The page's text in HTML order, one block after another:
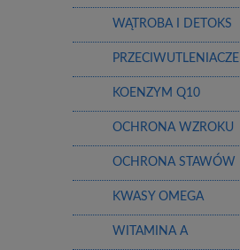
WĄTROBA I DETOKS
PRZECIWUTLENIACZE
KOENZYM Q10
OCHRONA WZROKU
OCHRONA STAWÓW
KWASY OMEGA
WITAMINA A